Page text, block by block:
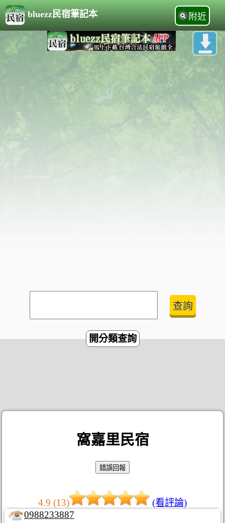
bluezz民宿筆記本 附近
開分類查詢
窩嘉里民宿
4.9 (13)
(看評論)
0988233887